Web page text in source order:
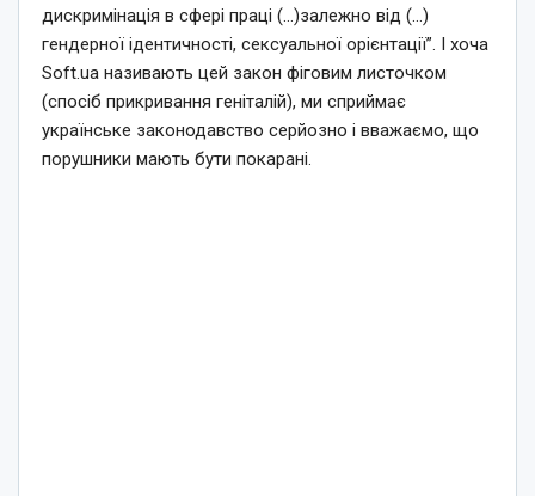
дискримінація в сфері праці (…)залежно від (…)
гендерної ідентичності, сексуальної орієнтації”. І хоча
Soft.ua називають цей закон фіговим листочком
(спосіб прикривання геніталій), ми сприймає
українське законодавство серйозно і вважаємо, що
порушники мають бути покарані.